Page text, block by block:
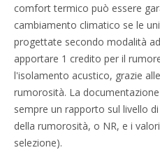
comfort termico può essere
cambiamento climatico se le
progettate secondo modalità
apportare 1 credito per il
l'isolamento acustico, grazie
rumorosità. La
sempre un rapporto sul livello
della rumorosità, o NR, e i
selezione).